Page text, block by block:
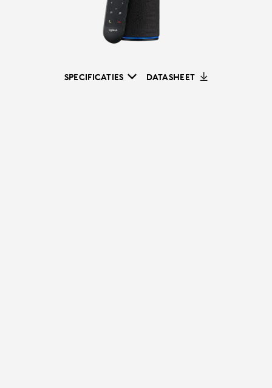
SPECIFICATIES DATASHEET